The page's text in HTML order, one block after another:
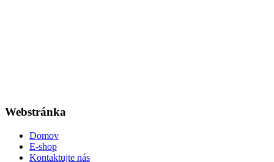
Webstránka
Domov
E-shop
Kontaktujte nás